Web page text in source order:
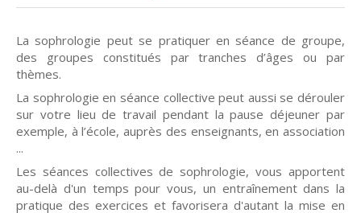
La sophrologie peut se pratiquer en séance de groupe,
des groupes constitués par tranches d’âges ou par
thèmes.
La sophrologie en séance collective peut aussi se dérouler
sur votre lieu de travail pendant la pause déjeuner par
exemple, à l’école, auprès des enseignants, en association
...
Les séances collectives de sophrologie, vous apportent
au-delà d'un temps pour vous, un entraînement dans la
pratique des exercices et favorisera d'autant la mise en